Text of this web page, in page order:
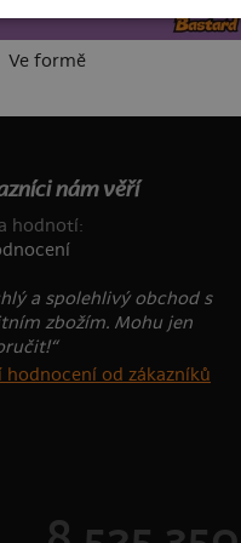
Ve formě
nám věří
hodnotí:
a spolehlivý obchod s
zbožím. Mohu jen
hodnocení od zákazníků